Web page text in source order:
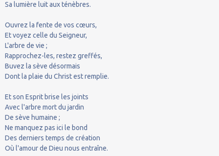
Sa lumière luit aux ténèbres.
Ouvrez la fente de vos cœurs,
Et voyez celle du Seigneur,
L'arbre de vie ;
Rapprochez-les, restez greffés,
Buvez la sève désormais
Dont la plaie du Christ est remplie.
Et son Esprit brise les joints
Avec l'arbre mort du jardin
De sève humaine ;
Ne manquez pas ici le bond
Des derniers temps de création
Où l'amour de Dieu nous entraîne.